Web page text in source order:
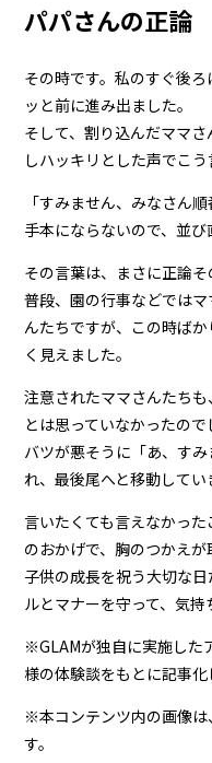
パパさんの正論
その時です。私のすぐ後
ッと前に進み出ました。
そして、割り込んだママ
しハッキリとした声でこう
「すみません、みなさん
手本にならないので、並び
その言葉は、まさに正論そ
普段、園の行事などでは
んたちですが、この時ば
く見えました。
注意されたママさんたち
とは思っていなかったので
バツが悪そうに「あ、す
れ、最後尾へと移動してい
言いたくても言えなかっ
のおかげで、胸のつかえ
子供の成長を祝う大切な
ルとマナーを守って、気持
※GLAMが独自に実施した
様の体験談をもとに記事
※本コンテンツ内の画像は
す。